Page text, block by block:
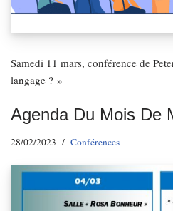
Samedi 11 mars, conférence de
langage ? »
Agenda Du Mois De
28/02/2023 Conférences